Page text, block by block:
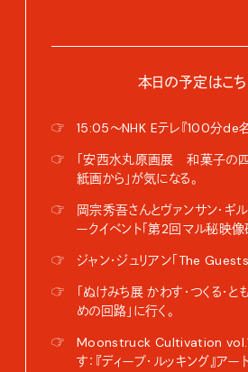
本日の予定はこち
☞
15:05〜NHK Eテレ『100分de名
☞
「安西水丸原画展 和菓子の四
紙画から」が気になる。
☞
岡宗秀吾さんとヴァンサン・ギ
ークイベント「第2回マル秘映像
☞
ジャン・ジュリアン「The Guests
☞
「ぬけみち展 かわす・つくる・
めの回路」に行く。
☞
Moonstruck Cultivation vol.1
す：『ディープ・ルッキング』アー